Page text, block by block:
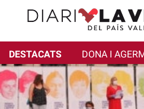
DESTACATS DONA I